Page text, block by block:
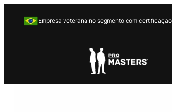
Empresa veterana no segmento com certificação